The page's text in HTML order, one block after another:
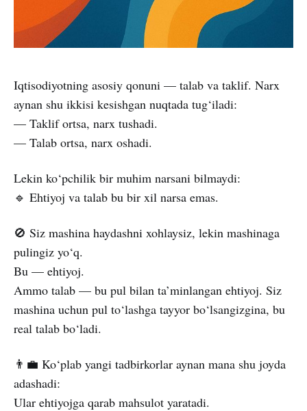
Iqtisodiyotning asosiy qonuni — talab va taklif. Narx
aynan shu ikkisi kesishgan nuqtada tug‘iladi:
— Taklif ortsa, narx tushadi.
— Talab ortsa, narx oshadi.
Lekin ko‘pchilik bir muhim narsani bilmaydi:
🔹 Ehtiyoj va talab bu bir xil narsa emas.
🚫 Siz mashina haydashni xohlaysiz, lekin mashinaga
pulingiz yo‘q.
Bu — ehtiyoj.
Ammo talab — bu pul bilan ta’minlangan ehtiyoj. Siz
mashina uchun pul to‘lashga tayyor bo‘lsangizgina, bu
real talab bo‘ladi.
👨‍💼 Ko‘plab yangi tadbirkorlar aynan mana shu joyda
adashadi:
Ular ehtiyojga qarab mahsulot yaratadi.